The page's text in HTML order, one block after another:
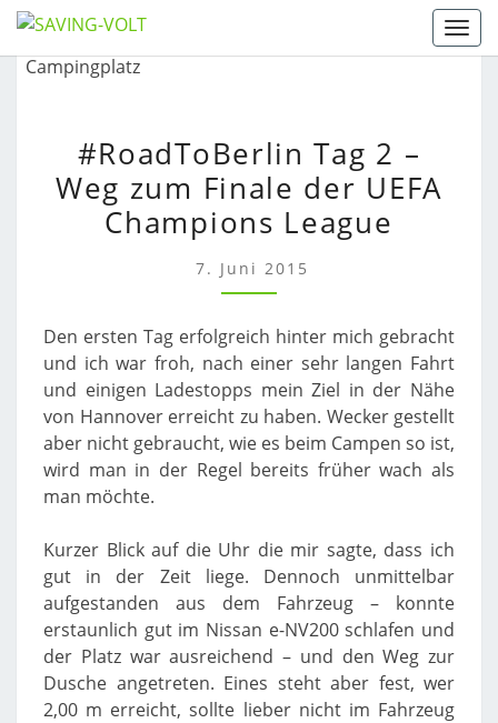
Skip
to
TAG
2
–
WEG
ZUM
FINALE
UEFA
CHAMPIONS
LEAGUE
#RoadToBerlin Tag 2 –
Weg zum Finale der UEFA
Champions League
7. Juni 2015
Den ersten Tag erfolgreich hinter mich gebracht
und ich war froh, nach einer sehr langen Fahrt
und einigen Ladestopps mein Ziel in der Nähe
von Hannover erreicht zu haben. Wecker gestellt
aber nicht gebraucht, wie es beim Campen so ist,
wird man in der Regel bereits früher wach als
man möchte.
Kurzer Blick auf die Uhr die mir sagte, dass ich
gut in der Zeit liege. Dennoch unmittelbar
aufgestanden aus dem Fahrzeug – konnte
erstaunlich gut im Nissan e-NV200 schlafen und
der Platz war ausreichend – und den Weg zur
Dusche angetreten. Eines steht aber fest, wer
2,00 m erreicht, sollte lieber nicht im Fahrzeug